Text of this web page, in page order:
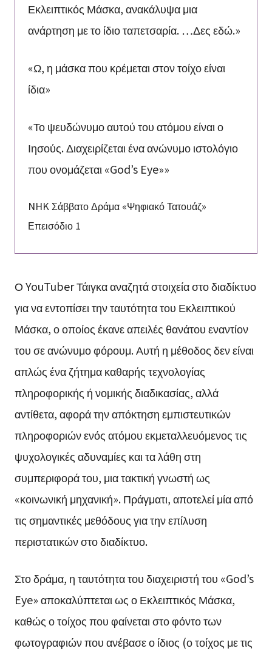
Εκλειπτικός Μάσκα, ανακάλυψα μια
ανάρτηση με το ίδιο ταπετσαρία. …Δες εδώ.»
«Ω, η μάσκα που κρέμεται στον τοίχο είναι
ίδια»
«Το ψευδώνυμο αυτού του ατόμου είναι ο
Ιησούς. Διαχειρίζεται ένα ανώνυμο ιστολόγιο
που ονομάζεται «God’s Eye»»
NHK Σάββατο Δράμα «Ψηφιακό Τατουάζ»
Επεισόδιο 1
Ο YouTuber Τάιγκα αναζητά στοιχεία στο διαδίκτυο
για να εντοπίσει την ταυτότητα του Εκλειπτικού
Μάσκα, ο οποίος έκανε απειλές θανάτου εναντίον
του σε ανώνυμο φόρουμ. Αυτή η μέθοδος δεν είναι
απλώς ένα ζήτημα καθαρής τεχνολογίας
πληροφορικής ή νομικής διαδικασίας, αλλά
αντίθετα, αφορά την απόκτηση εμπιστευτικών
πληροφοριών ενός ατόμου εκμεταλλευόμενος τις
ψυχολογικές αδυναμίες και τα λάθη στη
συμπεριφορά του, μια τακτική γνωστή ως
«κοινωνική μηχανική». Πράγματι, αποτελεί μία από
τις σημαντικές μεθόδους για την επίλυση
περιστατικών στο διαδίκτυο.
Στο δράμα, η ταυτότητα του διαχειριστή του «God’s
Eye» αποκαλύπτεται ως ο Εκλειπτικός Μάσκα,
καθώς ο τοίχος που φαίνεται στο φόντο των
φωτογραφιών που ανέβασε ο ίδιος (ο τοίχος με τις